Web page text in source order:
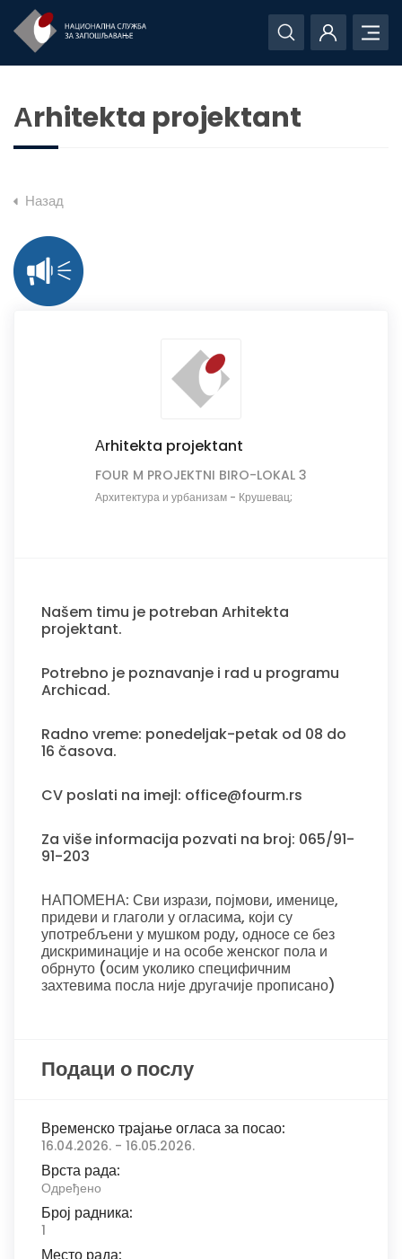
Аrhitekta projektant
Назад
Аrhitekta projektant
FOUR M PROJEKTNI BIRO-LOKAL 3
Архитектура и урбанизам - Крушевац;
Našem timu je potreban Arhitekta
projektant.
Potrebno je poznavanje i rad u programu
Archicad.
Radno vreme: ponedeljak-petak od 08 do
16 časova.
CV poslati na imejl: office@fourm.rs
Za više informacija pozvati na broj: 065/91-
91-203
НАПОМЕНА: Сви изрази, појмови, именице,
придеви и глаголи у огласима, који су
употребљени у мушком роду, односе се без
дискриминације и на особе женског пола и
обрнуто (осим уколико специфичним
захтевима посла није другачије прописано)
Подаци о послу
Временско трајање огласа за посао:
16.04.2026. - 16.05.2026.
Врста рада:
Одређено
Број радника:
1